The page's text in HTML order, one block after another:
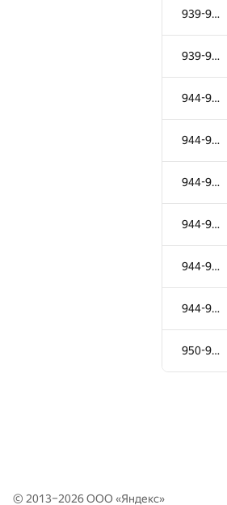
939-943
939-943
944-949
944-949
944-949
944-949
944-949
944-949
950-951
911
912
© 2013–2026 ООО «Яндекс»